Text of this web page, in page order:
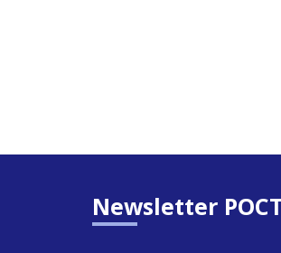
Newsletter